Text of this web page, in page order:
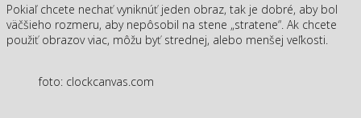
Pokiaľ chcete nechať vyniknúť jeden obraz, tak je dobré, aby bol
väčšieho rozmeru, aby nepôsobil na stene „stratene“. Ak chcete
použiť obrazov viac, môžu byť strednej, alebo menšej veľkosti.
foto: clockcanvas.com